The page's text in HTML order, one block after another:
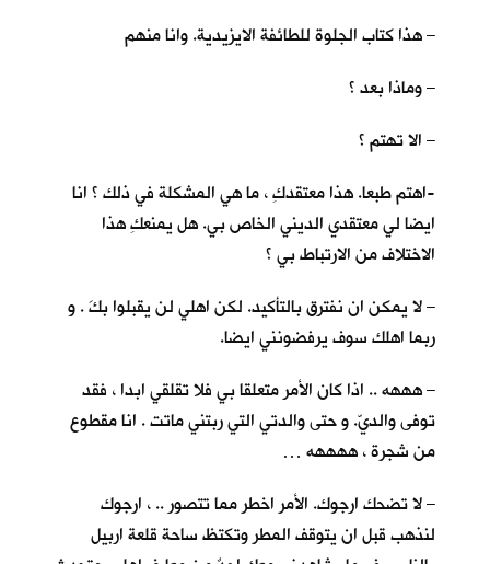
– هذا كتاب الجلوة للطائفة الايزيدية. وانا منهم
– وماذا بعد ؟
– الا تهتم ؟
-اهتم طبعا. هذا معتقدكِ ، ما هي المشكلة في ذلك ؟ انا
ايضا لي معتقدي الديني الخاص بي. هل يمنعكِ هذا
الاختلاف من الارتباط بي ؟
– لا يمكن ان نفترق بالتأكيد. لكن اهلي لن يقبلوا بكَ . و
ربما اهلك سوف يرفضونني ايضا.
– هههه .. اذا كان الأمر متعلقا بي فلا تقلقي ابدا ، فقد
توفى والديّ. و حتى والدتي التي ربتني ماتت . انا مقطوع
من شجرة ، ههههه …
– لا تضحك ارجوك. الأمر اخطر مما تتصور .. ، ارجوك
لنذهب قبل ان يتوقف المطر وتكتظ ساحة قلعة اربيل